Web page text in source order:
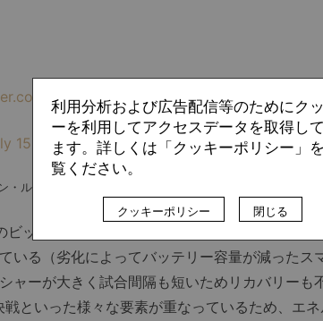
4M9tVfwCOj
15, 2024
ルイスとロドリ（右）
ッグトーナメントは、それまでに蓄積された疲
いる（劣化によってバッテリー容量が減ったス
ャーが大きく試合間隔も短いためリカバリーも
といった様々な要素が重なっているため、エ
利用分析および広告配信等のためにク
ーを利用してアクセスデータを取得し
ます。詳しくは「クッキーポリシー」
覧ください。
クッキーポリシー 閉じる